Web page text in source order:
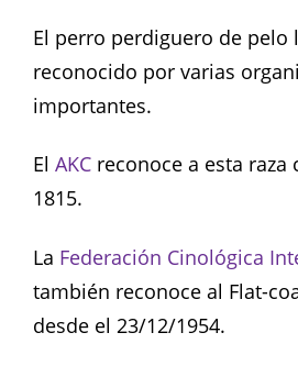
El perro perdiguero de pelo
reconocido por varias
importantes.
El AKC reconoce a esta raza
1815.
La Federación Cinológica
también reconoce al Flat-
desde el 23/12/1954.